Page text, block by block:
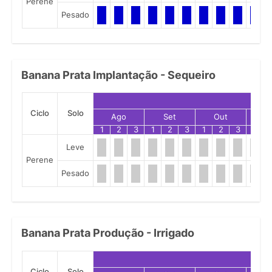
Pesado
Banana Prata Implantação - Sequeiro
Ciclo Solo Ago Set Out
1
2 3 1 2 3 1 2 3
Perene
Leve
Pesado
Banana Prata Produção - Irrigado